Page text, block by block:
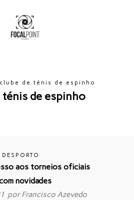
de ténis de espinho
ténis de espinho
DESPORTO
aos torneios oficiais
novidades
porFrancisco Azevedo